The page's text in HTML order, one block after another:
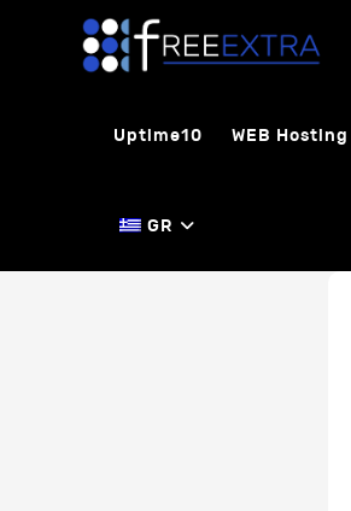
Uptime10 WEB Hosting
GR